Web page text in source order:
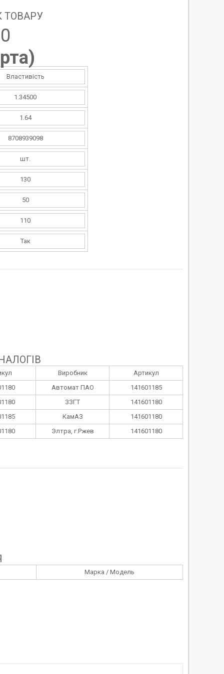
ТОВАРУ
)
Властивість
1.34500
1.64
8708939098
шт.
130
50
110
Так
Виробник
Артикул
Автомат ПАО
141601185
ЗЗГТ
141601180
КамАЗ
141601180
Элтра, г.Ржев 141601180
Марка / Модель